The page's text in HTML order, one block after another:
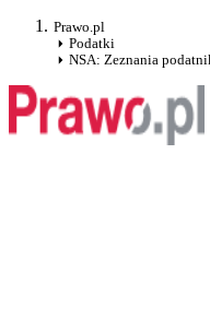
Prawo.pl
Podatki
NSA: Zeznania